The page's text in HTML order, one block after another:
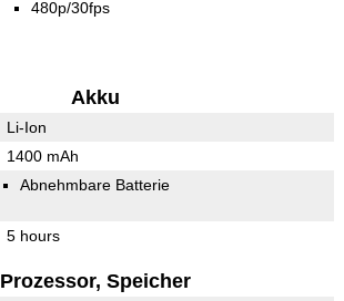
480p/30fps
Akku
Li-Ion
1400 mAh
Abnehmbare Batterie
5 hours
Prozessor, Speicher